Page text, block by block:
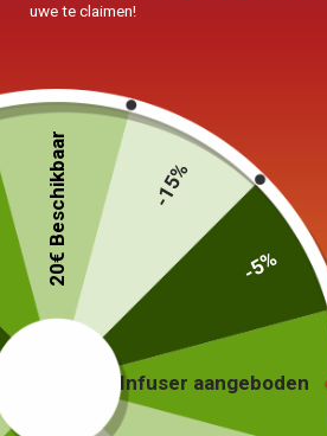
uwe te claimen!
Infuser aangeboden
20€ Beschikbaar -15%
-5%